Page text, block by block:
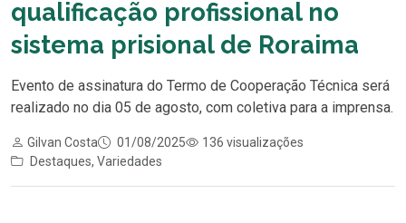
qualificação profissional no
sistema prisional de Roraima
Evento de assinatura do Termo de Cooperação Técnica será
realizado no dia 05 de agosto, com coletiva para a imprensa.
Gilvan Costa 01/08/2025
136 visualizações
Destaques, Variedades